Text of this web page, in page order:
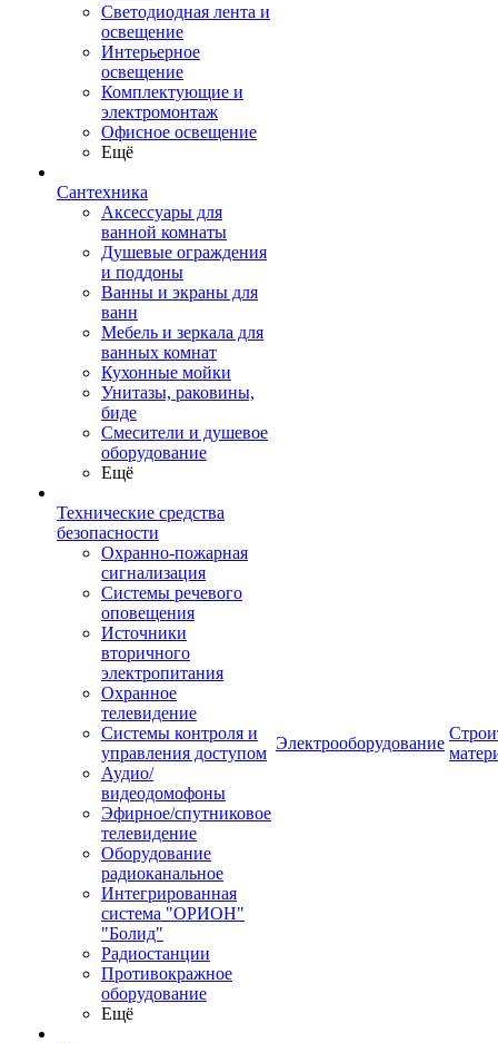
Светодиодная лента и
освещение
Интерьерное
освещение
Комплектующие и
электромонтаж
Офисное освещение
Ещё
Сантехника
Аксессуары для
ванной комнаты
Душевые ограждения
и поддоны
Ванны и экраны для
ванн
Мебель и зеркала для
ванных комнат
Кухонные мойки
Унитазы, раковины,
биде
Смесители и душевое
оборудование
Ещё
Технические средства
безопасности
Охранно-пожарная
сигнализация
Системы речевого
оповещения
Источники
вторичного
электропитания
Охранное
телевидение
Системы контроля и
управления доступом
Аудио/
видеодомофоны
Эфирное/спутниковое
телевидение
Оборудование
радиоканальное
Интегрированная
система "ОРИОН"
"Болид"
Радиостанции
Противокражное
оборудование
Ещё
Электрооборудование